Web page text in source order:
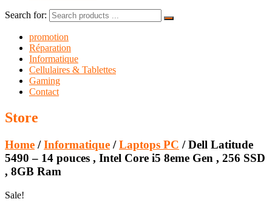
Search for:
promotion
Réparation
Informatique
Cellulaires & Tablettes
Gaming
Contact
Store
Home /Informatique /Laptops PC / Dell Latitude
5490 – 14 pouces , Intel Core i5 8eme Gen , 256 SSD
, 8GB Ram
Sale!